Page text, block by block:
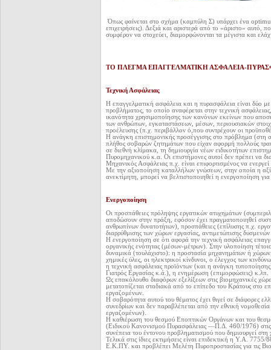
Όπως φαίνεται στο σχήμα (καμπύλη Σ) υπάρχει ένα
επιχειρήσεις). Δεξιά και αριστερά από το «άριστο» αυτό,
συμφέρον να στοχεύει, διαμορφώνονται τα μέγιστα και
ΤΟ ΠΛΕΓΜΑ ΕΠΑΓΓΕΛΜΑΤΙΚΗ ΑΣΦΑΛΕΙΑ-
Τεχνική Ασφάλειας
Η επαγγελματική ασφάλεια και η πυρασφάλεια είναι δύο
προβλήματος, το οποίο αναφέρεται στην τεχνική
ικανότητα χρησιμοποίησης των κανόνων εκείνων που
των ανθρώπων, εγκαταστάσεων, μέσων, περιουσιακών
προέλευσης (π.χ. περιβάλλον ό,που συντρέχουν οι
Η ανάγκη επιστημονικής προσέγγισης στο πρόβλημα (στη
πλήθος σοβαρών ζητημάτων που είχαν αφορμή πολλούς
σε διεθνή κλίμακα, τη δημιουργία νέων ειδικοτήτων
Πυρομηχανικού κ.α. Οι επιστήμονες αυτοί δεν πρέπει να
Μηχανικός Ασφάλειας π.χ. είναι επιφορτισμένος να
Με την αξιοποίηση καταλλήλων γνώσεων, στην οποία η
ανεκτίμητη, μπορεί να βελτιστοποιηθεί η ενεργοποίηση
Ενεργοποίηση
Οι προσπάθειες πρόληψης εργατικών ατυχημάτων
αποδώσουν στην πράξη, εφόσον έχει πραγματοποιηθεί
ανθρωπίνων δυνατοτήτων), προσπάθειες (επίλυσης π.χ.
διαρρύθμισης των χώρων εργασίας, αντιμετώπισης
Η ενεργοποίηση σε ότι αφορά την τεχνική ασφάλειας
οργανικής ενότητας (μέσων-μέτρων). Στην υλοποίηση
δυναμικά (τουλάχιστο): η προστασία μηχανημάτων ή
χημικές ύλες, οι ηλεκτρικοί κίνδυνοι, ο έλεγχος των
η τεχνική ασφάλειας προϊόντων (και η ανάγκη
Γιατρός Εργασίας κ.ά.), η ενημέρωση (επιμορφώσεις) κ.λπ.
Ως επακόλουθο διαφόρων εξελίξεων στις βιομηχανικές
μετατοπίζεται σταδιακά από το επίπεδο του Κράτους στο
εργαζομένων.
Η σοβαρότητα αυτού του θέματος έχει θιγεί σε διάφορες
συνεδρίων και δεν παραβλέπεται από την εθνική
εργαζομένων).
Η καθιέρωση του θεσμού Εποπτικών Οργάνων και του
(Ειδικού Κανονισμού Πυρασφάλειας —Π.Δ. 460/1976) στις
συνέπεια του έντονου προβληματισμού που δημιουργεί
Τελικά στις ίδιες εκτιμήσεις είναι επιδεκτική η Υ.Α.
Ε.Κ.ΠΥ. και προβλέπει Μελέτη Πυροπροστασίας για τις